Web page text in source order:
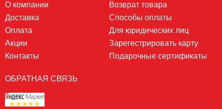
О компании
Доставка
Оплата
Акции
Контакты
Возврат товара
Способы оплаты
Для юридических лиц
Зарегестрировать карту
Подарочные сертификаты
ОБРАТНАЯ СВЯЗЬ